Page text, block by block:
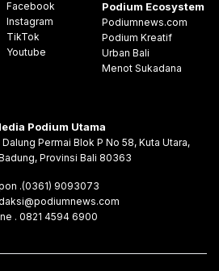
Facebook
Instagram
TikTok
Youtube
Podium Ecosystem
Podiumnews.com
Podium Kreatif
Urban Bali
Menot Sukadana
Podium Utama
Permai Blok P No 58, Kuta Utara,
Provinsi Bali 80363
.(0361) 9093073
. 0821 4594 6900